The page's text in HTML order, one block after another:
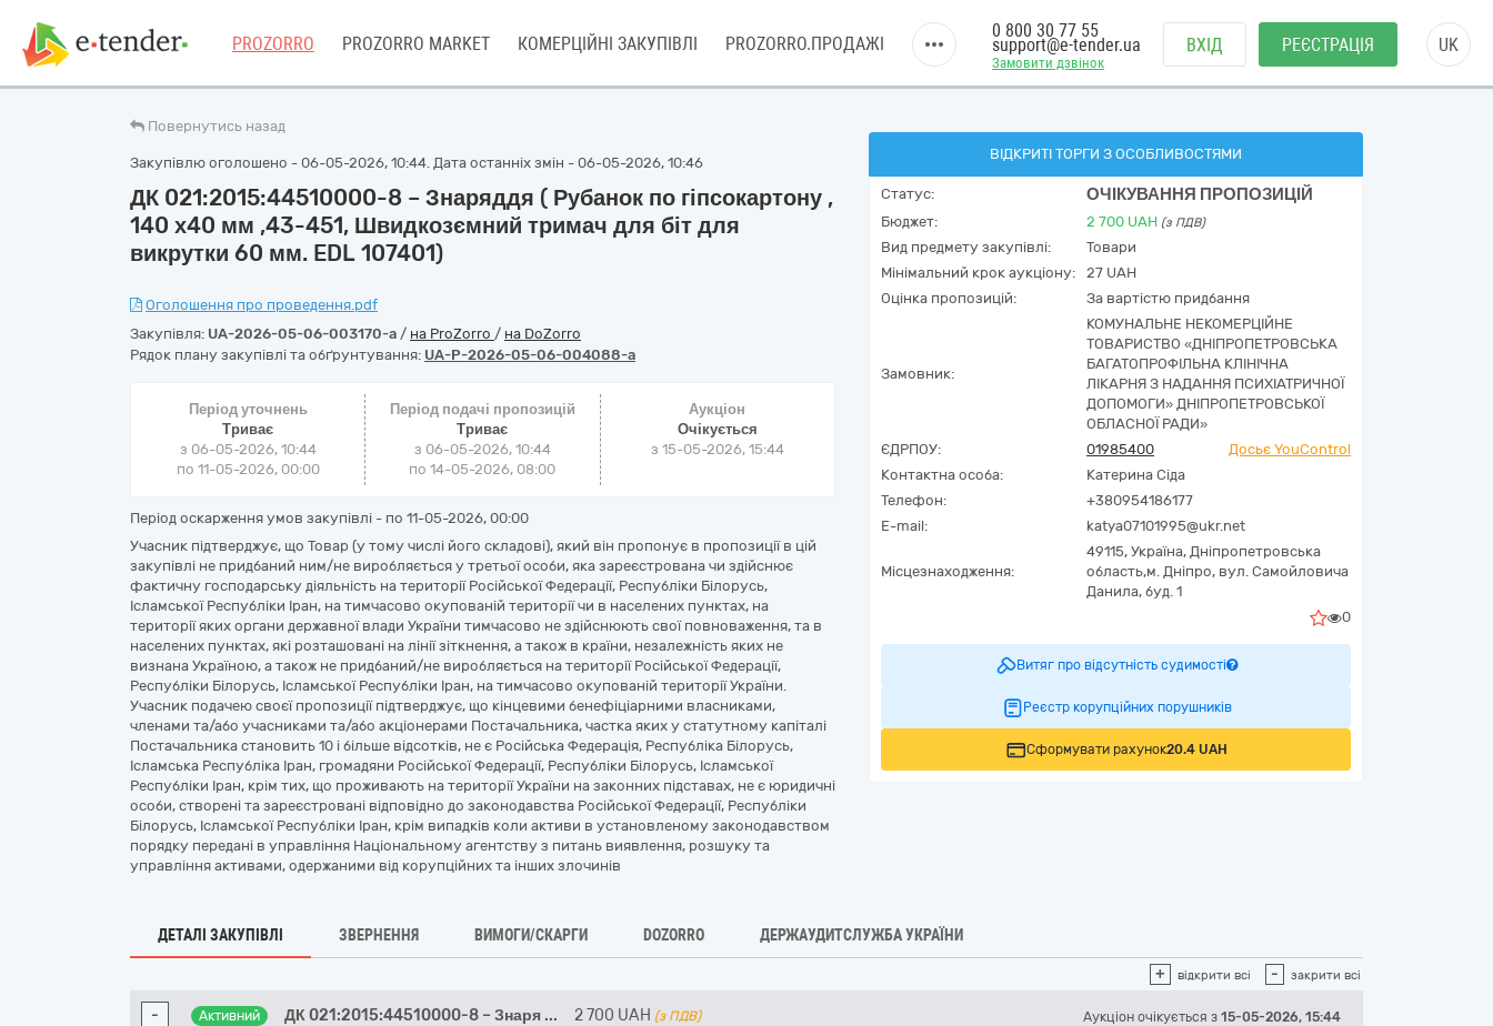
PROZORRO PROZORRO MARKET КОМЕРЦІЙНІ ЗАКУПІВЛІ PROZORRO.ПРОДАЖІ
Замовити дзвінок
0 800 30 77 55
support@e-tender.ua ВХІД РЕЄСТРАЦІЯ UK
Повернутись назад
Закупівлю оголошено - 06-05-2026, 10:44. Дата останніх змін - 06-05-2026, 10:46
ДК 021:2015:44510000-8 – Знаряддя ( Рубанок по гіпсокартону ,
140 х40 мм ,43-451, Швидкозємний тримач для біт для
викрутки 60 мм. EDL 107401)
Оголошення про проведення.pdf
Закупівля: UA-2026-05-06-003170-a / на ProZorro / на DoZorro
Рядок плану закупівлі та обґрунтування: UA-P-2026-05-06-004088-a
Період уточнень
Триває
з 06-05-2026, 10:44
по 11-05-2026, 00:00
Період подачі пропозицій
Триває
з 06-05-2026, 10:44
по 14-05-2026, 08:00
Аукціон
Очікується
з 15-05-2026, 15:44
Період оскарження умов закупівлі - по 11-05-2026, 00:00
Учасник підтверджує, що Товар (у тому числі його складові), який він пропонує в пропозиції в цій
закупівлі не придбаний ним/не виробляється у третьої особи, яка зареєстрована чи здійснює
фактичну господарську діяльність на території Російської Федерації, Республіки Білорусь,
Ісламської Республіки Іран, на тимчасово окупованій території чи в населених пунктах, на
території яких органи державної влади України тимчасово не здійснюють свої повноваження, та в
населених пунктах, які розташовані на лінії зіткнення, а також в країни, незалежність яких не
визнана Україною, а також не придбаний/не виробляється на території Російської Федерації,
Республіки Білорусь, Ісламської Республіки Іран, на тимчасово окупованій території України.
Учасник подачею своєї пропозиції підтверджує, що кінцевими бенефіціарними власниками,
членами та/або учасниками та/або акціонерами Постачальника, частка яких у статутному капіталі
Постачальника становить 10 і більше відсотків, не є Російська Федерація, Республіка Білорусь,
Ісламська Республіка Іран, громадяни Російської Федерації, Республіки Білорусь, Ісламської
Республіки Іран, крім тих, що проживають на території України на законних підставах, не є юридичні
особи, створені та зареєстровані відповідно до законодавства Російської Федерації, Республіки
Білорусь, Ісламської Республіки Іран, крім випадків коли активи в установленому законодавством
порядку передані в управління Національному агентству з питань виявлення, розшуку та
управління активами, одержаними від корупційних та інших злочинів
ВІДКРИТІ ТОРГИ З ОСОБЛИВОСТЯМИ
Статус: ОЧІКУВАННЯ ПРОПОЗИЦІЙ
Бюджет: 2 700 UAH (з ПДВ)
Вид предмету закупівлі:
Товари
Мінімальний крок аукціону:
27 UAH
Оцінка пропозицій:
За вартістю придбання
Замовник:
КОМУНАЛЬНЕ НЕКОМЕРЦІЙНЕ
ТОВАРИСТВО «ДНІПРОПЕТРОВСЬКА
БАГАТОПРОФІЛЬНА КЛІНІЧНА
ЛІКАРНЯ З НАДАННЯ ПСИХІАТРИЧНОЇ
ДОПОМОГИ» ДНІПРОПЕТРОВСЬКОЇ
ОБЛАСНОЇ РАДИ»
ЄДРПОУ:
01985400
Досьє YouControl
Контактна особа:
Катерина Сіда
Телефон:
+380954186177
E-mail:
katya07101995@ukr.net
Місцезнаходження:
49115, Україна, Дніпропетровська
область,м. Дніпро, вул. Самойловича
Данила, буд. 1
0
Витяг про відсутність судимості
Реєстр корупційних порушників
Сформувати рахунок20.4 UAH
ДЕТАЛІ ЗАКУПІВЛІ ЗВЕРНЕННЯ ВИМОГИ/СКАРГИ DOZORRO ДЕРЖАУДИТСЛУЖБА УКРАЇНИ
+ відкрити всі - закрити всі
- Активний ДК 021:2015:44510000-8 – Знаря ... 2 700 UAH (з ПДВ) Аукціон очікується з 15-05-2026, 15:44